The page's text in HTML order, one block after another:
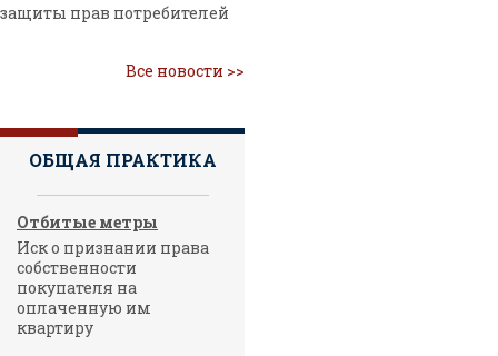
защиты прав потребителей
Все новости >>
ОБЩАЯ ПРАКТИКА
Отбитые метры
Иск о признании права
собственности
покупателя на
оплаченную им
квартиру